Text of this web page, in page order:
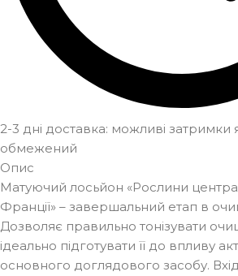
2-3 дні доставка: можливі затримки
обмежений
Опис
Матуючий лосьйон «Рослини
Франції» – завершальний етап в
Дозволяє правильно тонізувати
ідеально підготувати її до впливу
основного доглядового засобу.